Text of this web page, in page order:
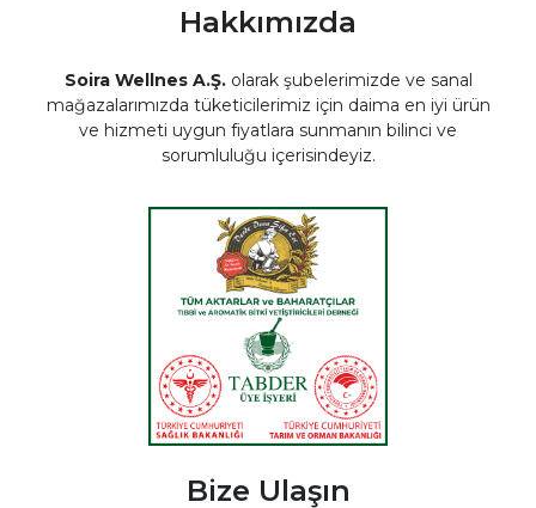
Hakkımızda
Soira Wellnes A.Ş.olarak şubelerimizde ve sanal
mağazalarımızda tüketicilerimiz için daima en iyi ürün
ve hizmeti uygun fiyatlara sunmanın bilinci ve
sorumluluğu içerisindeyiz.
Bize Ulaşın